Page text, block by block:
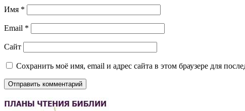
Имя *
Email *
Сайт
Сохранить моё имя, email и адрес сайта в этом браузере для